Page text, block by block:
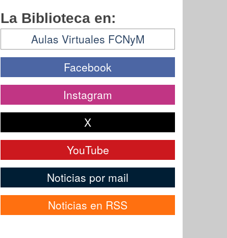
La Biblioteca en:
Aulas Virtuales FCNyM
Facebook
Instagram
X
YouTube
Noticias por mail
Noticias en RSS